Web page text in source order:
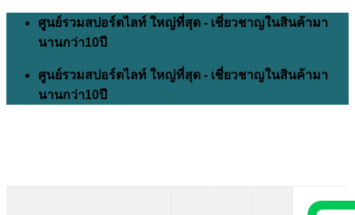
Skip
content
ศูนย์รวมสปอร์ตไลท์ ใหญ่ที่สุด - เชี่ยวชาญในสินค้ามา
นานกว่า10ปี
ศูนย์รวมสปอร์ตไลท์ ใหญ่ที่สุด - เชี่ยวชาญในสินค้ามา
นานกว่า10ปี